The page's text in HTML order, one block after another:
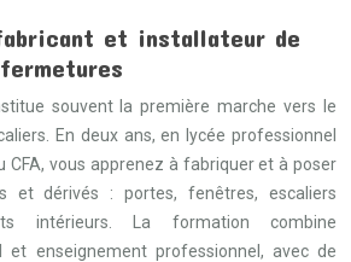
et installateur de
souvent la première marche vers le
En deux ans, en lycée professionnel
CFA, vous apprenez à fabriquer et à poser
et dérivés : portes, fenêtres, escaliers
intérieurs. La formation combine
et enseignement professionnel, avec de